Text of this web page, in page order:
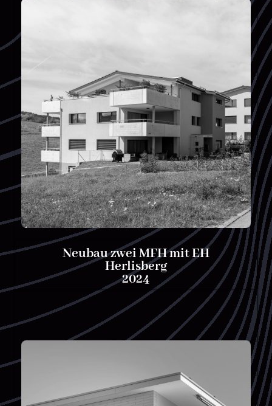
Neubau zwei MFH mit EH
Herlisberg
2024